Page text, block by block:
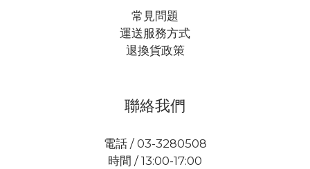
常見問題
運送服務方式
退換貨政策
聯絡我們
電話 / 03-3280508
時間 / 13:00-17:00